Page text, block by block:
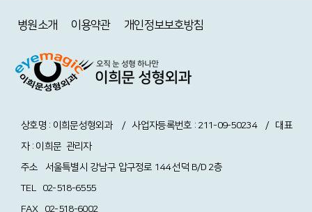
병원소개 이용약관 개인정보보호방침
상호명 : 이희문성형외과 / 사업자등록번호 : 211-09-50234 / 대표
자 : 이희문 관리자
주소 서울특별시 강남구 압구정로 144 선덕 B/D 2층
TEL 02-518-6555
FAX 02-518-6002